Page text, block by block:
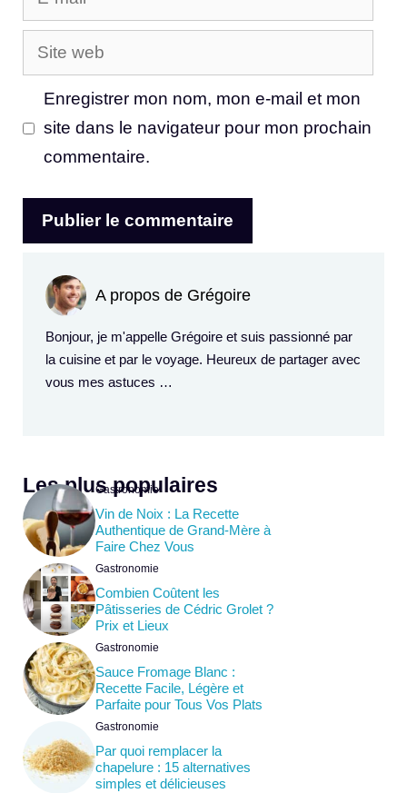
mail
Site
web
Enregistrer mon nom, mon e-mail et mon
site dans le navigateur pour mon prochain
commentaire.
A propos de Grégoire
Bonjour, je m'appelle Grégoire et suis passionné par
la cuisine et par le voyage. Heureux de partager avec
vous mes astuces …
Les plus populaires
Gastronomie
Vin de Noix : La Recette
Authentique de Grand-Mère à
Faire Chez Vous
Gastronomie
Combien Coûtent les
Pâtisseries de Cédric Grolet ?
Prix et Lieux
Gastronomie
Sauce Fromage Blanc :
Recette Facile, Légère et
Parfaite pour Tous Vos Plats
Gastronomie
Par quoi remplacer la
chapelure : 15 alternatives
simples et délicieuses